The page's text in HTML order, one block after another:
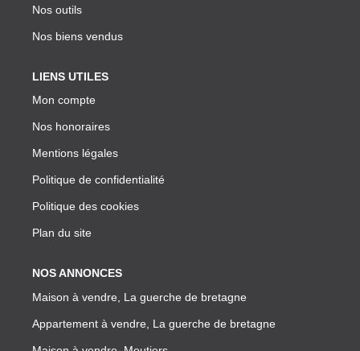
Nos outils
Nos biens vendus
LIENS UTILES
Mon compte
Nos honoraires
Mentions légales
Politique de confidentialité
Politique des cookies
Plan du site
NOS ANNONCES
Maison à vendre, La guerche de bretagne
Appartement à vendre, La guerche de bretagne